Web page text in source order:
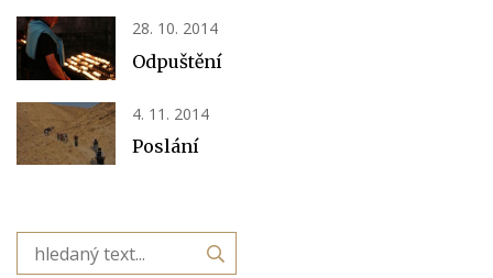
28. 10. 2014
Odpuštění
4. 11. 2014
Poslání